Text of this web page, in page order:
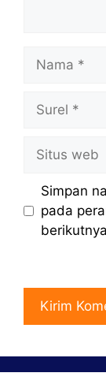
web
Simpan
pada